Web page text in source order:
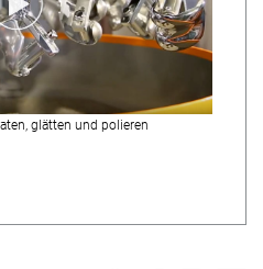
glätten und polieren